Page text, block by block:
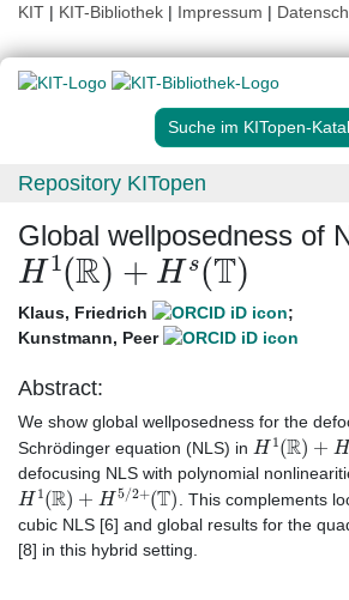
KIT | KIT-Bibliothek | Impressum |
Suche im KITopen-
Repository KITopen
Global wellposedness of
H1(R)+Hs(T)
Klaus, Friedrich
;
Kunstmann, Peer
Abstract:
We show global wellposedness for the
Schrödinger equation (NLS) in H1 (R) H 3/
defocusing NLS with polynomial
H1 (R) H5/2+( T)
. This complements
cubic NLS [6] and global results for the
[8] in this hybrid setting.